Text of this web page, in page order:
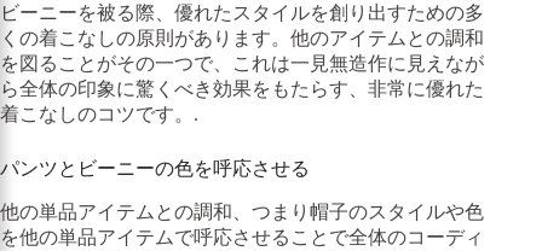
ビーニーを被る際、優れたスタイルを創り出すための多
くの着こなしの原則があります。他のアイテムとの調和
を図ることがその一つで、これは一見無造作に見えなが
ら全体の印象に驚くべき効果をもたらす、非常に優れた
着こなしのコツです。.
パンツとビーニーの色を呼応させる
他の単品アイテムとの調和、つまり帽子のスタイルや色
を他の単品アイテムで呼応させることで全体のコーディ